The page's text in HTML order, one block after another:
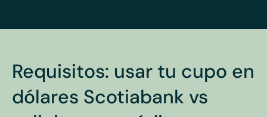
Requisitos: usar tu cupo en
dólares Scotiabank vs